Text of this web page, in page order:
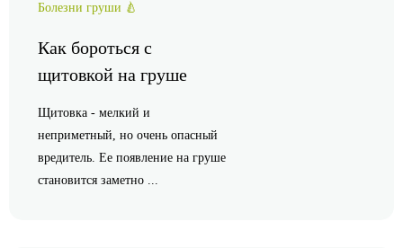
Болезни груши 🍐
Как бороться с
щитовкой на груше
Щитовка - мелкий и
неприметный, но очень опасный
вредитель. Ее появление на груше
становится заметно ...